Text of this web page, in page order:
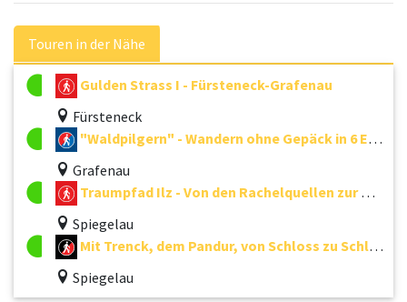
Touren in der Nähe
Gulden Strass I - Fürsteneck-Grafenau
Fürsteneck
"Waldpilgern" - Wandern ohne Gepäck in 6 Etappen
Grafenau
Traumpfad Ilz - Von den Rachelquellen zur Donaumündung
Spiegelau
Mit Trenck, dem Pandur, von Schloss zu Schloss - von Grafenau über Spiegelau nach Passau
Spiegelau